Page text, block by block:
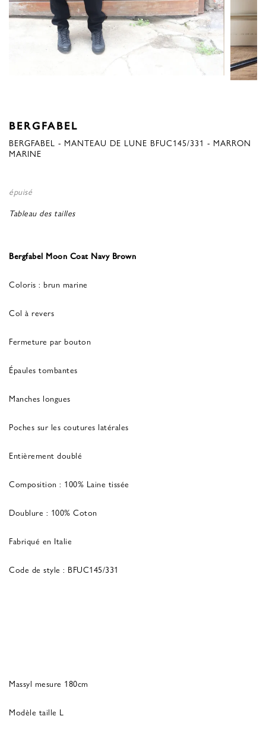
BERGFABEL
BERGFABEL - MANTEAU DE LUNE BFUC145/331 - MARRON
MARINE
épuisé
Tableau des tailles
Bergfabel Moon Coat Navy Brown
Coloris : brun marine
Col à revers
Fermeture par bouton
Épaules tombantes
Manches longues
Poches sur les coutures latérales
Entièrement doublé
Composition : 100% Laine tissée
Doublure : 100% Coton
Fabriqué en Italie
Code de style : BFUC145/331
Massyl mesure 180cm
Modèle taille L